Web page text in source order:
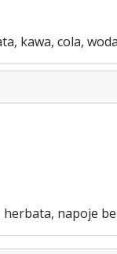
kawa, cola,
napoje